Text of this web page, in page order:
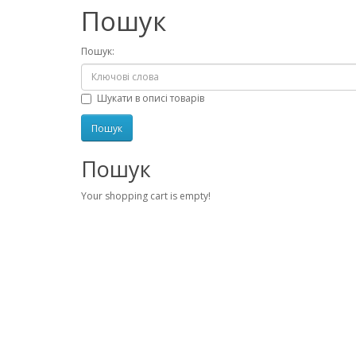
Пошук
Пошук:
Шукати в описі товарів
Пошук
Your shopping cart is empty!